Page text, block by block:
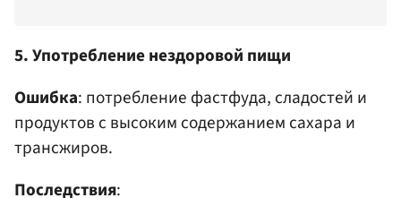
5. Употребление нездоровой пищи
Ошибка: потребление фастфуда, сладостей и
продуктов с высоким содержанием сахара и
трансжиров.​
Последствия: